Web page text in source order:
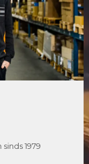
1979